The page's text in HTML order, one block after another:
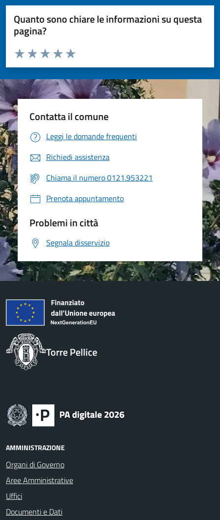
Quanto sono chiare le informazioni su questa
pagina?
Valuta da 1 a 5 stelle la pagina
Valuta 5 stelle su 5
Valuta 4 stelle su 5
Valuta 3 stelle su 5
Valuta 2 stelle su 5
Valuta 1 stelle su 5
Contatta il comune
Leggi le domande frequenti
Richiedi assistenza
Chiama il numero 0121.953221
Prenota appuntamento
Problemi in città
Segnala disservizio
Torre Pellice
AMMINISTRAZIONE
Organi di Governo
Aree Amministrative
Uffici
Documenti e Dati